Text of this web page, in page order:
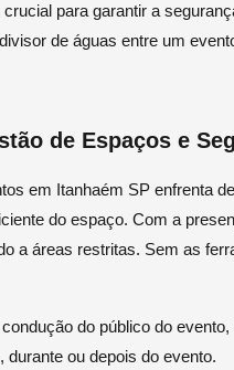
para garantir a
de águas entre um
de Espaços e
em Itanhaém SP enfrenta
do espaço. Com a
a áreas restritas. Sem as
do público do
durante ou depois do evento.